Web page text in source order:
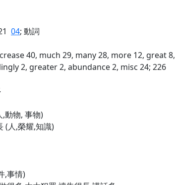
04; 動詞
40, much 29, many 28, more 12, great 8,
2, greater 2, abundance 2, misc 24; 226
,動物, 事物)
(人,榮耀,知識)
,事情)